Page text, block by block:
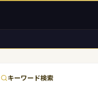
キーワード検索